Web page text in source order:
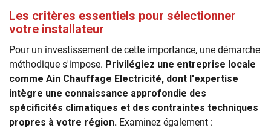
Les critères essentiels pour sélectionner
votre installateur
Pour un investissement de cette importance, une démarche
méthodique s'impose. Privilégiez une entreprise locale
comme Ain Chauffage Electricité, dont l'expertise
intègre une connaissance approfondie des
spécificités climatiques et des contraintes techniques
propres à votre région. Examinez également :